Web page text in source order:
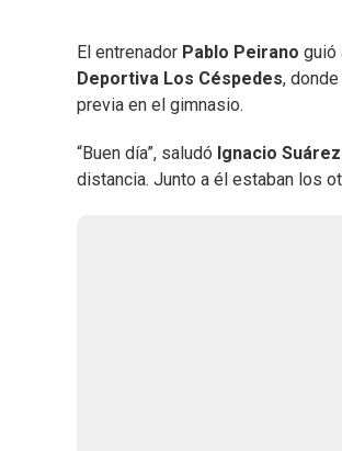
El entrenador Pablo Peirano guió
Deportiva Los Céspedes,
previa en el gimnasio.
“Buen día”, saludó Ignacio Suárez
distancia. Junto a él estaban los